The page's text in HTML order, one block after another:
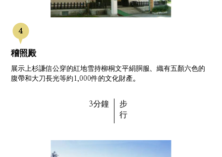
稽照殿
展示上杉謙信公穿的紅地雪持柳桐文平絹胴服、織有五顏六色的
腹帶和大刀長光等約1,000件的文化財產。
3分鐘
步
行